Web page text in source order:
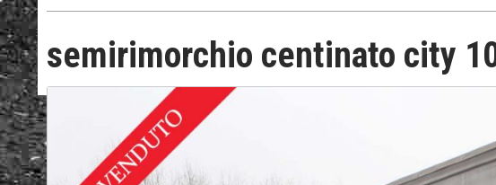
semirimorchio centinato city